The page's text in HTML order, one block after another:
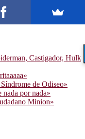
Castigador, Hulk
de Odiseo»
por nada»
Minion»